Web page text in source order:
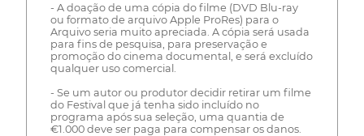
- A doação de uma cópia do filme (DVD Blu-ray
ou formato de arquivo Apple ProRes) para o
Arquivo seria muito apreciada. A cópia será usada
para fins de pesquisa, para preservação e
promoção do cinema documental, e será excluído
qualquer uso comercial.
- Se um autor ou produtor decidir retirar um filme
do Festival que já tenha sido incluído no
programa após sua seleção, uma quantia de
€1.000 deve ser paga para compensar os danos.